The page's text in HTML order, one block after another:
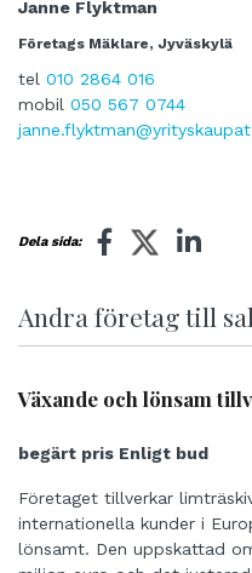
Janne Flyktman
Företags Mäklare, Jyväskylä
tel 010 2864 016
mobil 050 567 0744
Dela sida:
Andra företag till
Växande och lönsam
begärt pris Enligt bud
Företaget tillverkar
internationella kunder i
lönsamt. Den uppskattad